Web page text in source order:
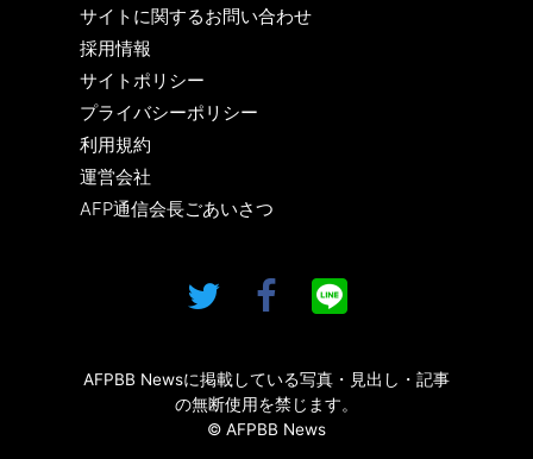
サイトに関するお問い合わせ
採用情報
サイトポリシー
プライバシーポリシー
利用規約
運営会社
AFP通信会長ごあいさつ
AFPBB Newsに掲載している写真・見出し・記事
の無断使用を禁じます。
© AFPBB News